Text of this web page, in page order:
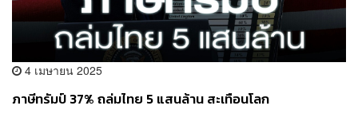
4 เมษายน 2025
ภาษีทรัมป์ 37% ถล่มไทย 5 แสนล้าน สะเทือนโลก